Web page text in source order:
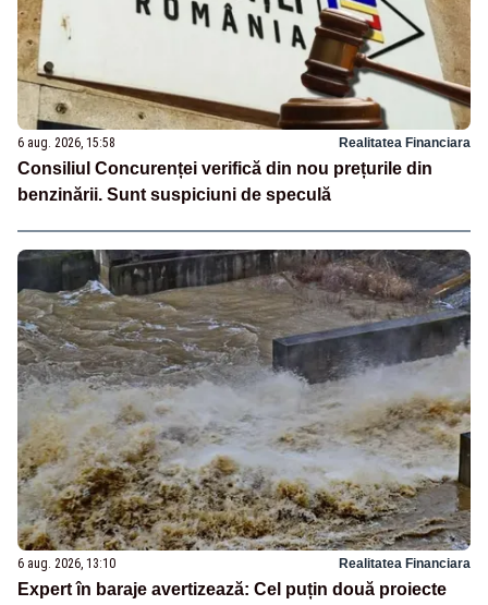
6 aug. 2026, 15:58 Realitatea Financiara
Consiliul Concurenței verifică din nou prețurile din
benzinării. Sunt suspiciuni de speculă
6 aug. 2026, 13:10 Realitatea Financiara
Expert în baraje avertizează: Cel puțin două proiecte